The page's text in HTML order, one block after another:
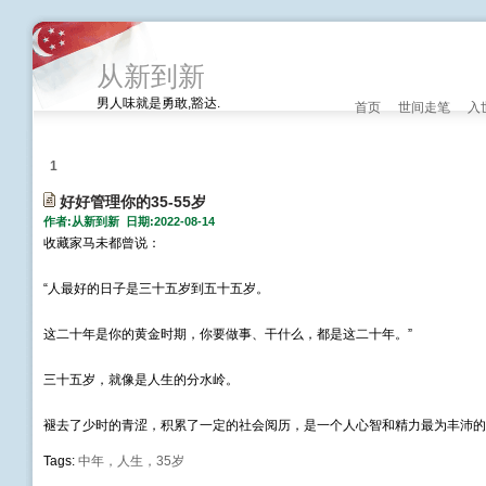
从新到新
男人味就是勇敢,豁达. 首页 世间走笔 入
1
好好管理你的35-55岁
作者:从新到新 日期:2022-08-14
收藏家马未都曾说：
“人最好的日子是三十五岁到五十五岁。
这二十年是你的黄金时期，你要做事、干什么，都是这二十年。”
三十五岁，就像是人生的分水岭。
褪去了少时的青涩，积累了一定的社会阅历，是一个人心智和精力最为丰沛
Tags: 中年，人生，35岁